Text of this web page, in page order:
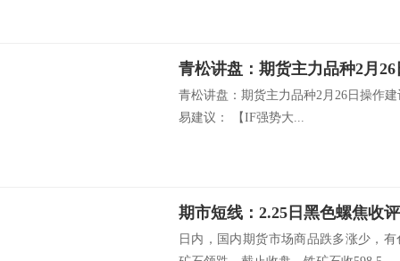
青松讲盘：期货主力品种2月
青松讲盘：期货主力品种2月26日操作
易建议： 【IF强势大...
日内，国内期货市场商品跌多涨少，